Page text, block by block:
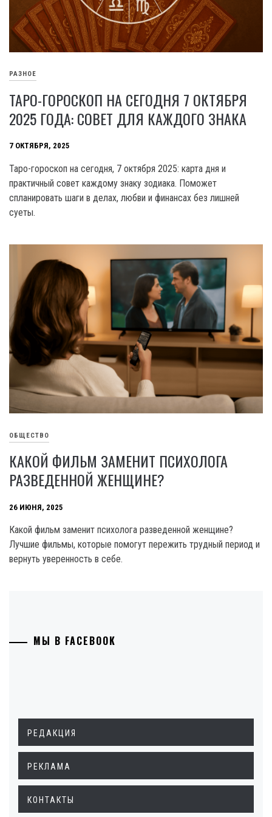
РАЗНОЕ
ТАРО-ГОРОСКОП НА СЕГОДНЯ 7 ОКТЯБРЯ
2025 ГОДА: СОВЕТ ДЛЯ КАЖДОГО ЗНАКА
7 ОКТЯБРЯ, 2025
Таро-гороскоп на сегодня, 7 октября 2025: карта дня и
практичный совет каждому знаку зодиака. Поможет
спланировать шаги в делах, любви и финансах без лишней
суеты.
ОБЩЕСТВО
КАКОЙ ФИЛЬМ ЗАМЕНИТ ПСИХОЛОГА
РАЗВЕДЕННОЙ ЖЕНЩИНЕ?
26 ИЮНЯ, 2025
Какой фильм заменит психолога разведенной женщине?
Лучшие фильмы, которые помогут пережить трудный период и
вернуть уверенность в себе.
МЫ В FACEBOOK
РЕДАКЦИЯ
РЕКЛАМА
КОНТАКТЫ